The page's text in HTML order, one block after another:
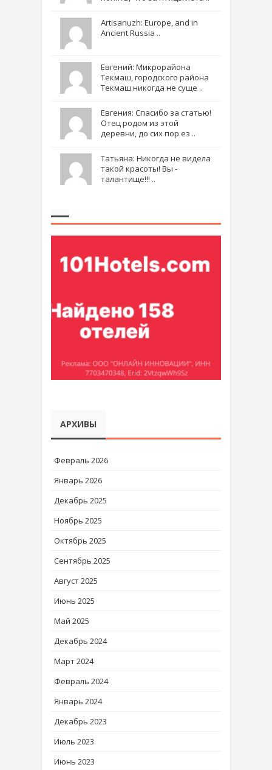
Artisanuzh: Europe, and in
Ancient Russia ..
Евгений: Микрорайона
Текмаш, городского района
Текмаш никогда не суще ..
Евгения: Спасибо за статью!
Отец родом из этой
деревни, до сих пор ез ..
Татьяна: Никогда не видела
такой красоты! Вы -
талантище!!! ..
АРХИВЫ
Февраль 2026
Январь 2026
Декабрь 2025
Ноябрь 2025
Октябрь 2025
Сентябрь 2025
Август 2025
Июнь 2025
Май 2025
Декабрь 2024
Март 2024
Февраль 2024
Январь 2024
Декабрь 2023
Июль 2023
Июнь 2023